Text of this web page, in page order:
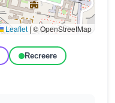
Leaflet |© OpenStreetMap
Recreere